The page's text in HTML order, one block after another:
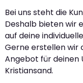
Bei uns steht die
Deshalb bieten wir
auf deine
Gerne erstellen wir
Angebot für deinen
Kristiansand.